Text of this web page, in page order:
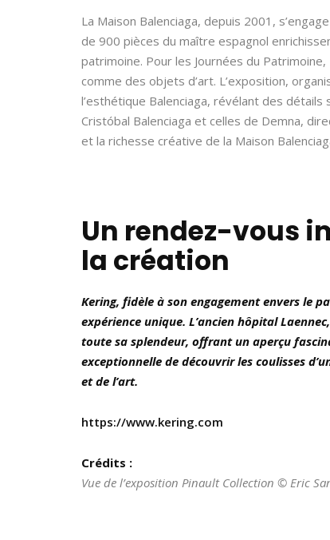
La Maison Balenciaga, depuis 2001,
de 900 pièces du maître espagnol
patrimoine. Pour les Journées du
comme des objets d’art. L’exposition,
l’esthétique Balenciaga, révélant des
Cristóbal Balenciaga et celles de Demna,
et la richesse créative de la Maison
Un rendez-vous
la création
Kering, fidèle à son engagement envers le
expérience unique. L’ancien hôpital
toute sa splendeur, offrant un aperçu
exceptionnelle de découvrir les coulisses
et de l’art.
https://www.kering.com
Crédits :
Vue de l’exposition Pinault Collection © Eric